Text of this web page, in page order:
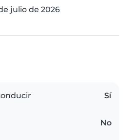
julio de 2026
Sí
No